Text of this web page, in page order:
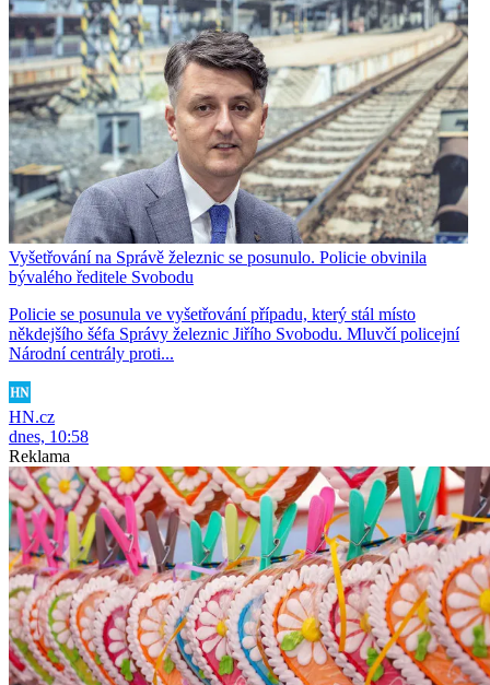
Vyšetřování na Správě železnic se posunulo. Policie obvinila
bývalého ředitele Svobodu
Policie se posunula ve vyšetřování případu, který stál místo
někdejšího šéfa Správy železnic Jiřího Svobodu. Mluvčí policejní
Národní centrály proti...
HN.cz
dnes, 10:58
Reklama